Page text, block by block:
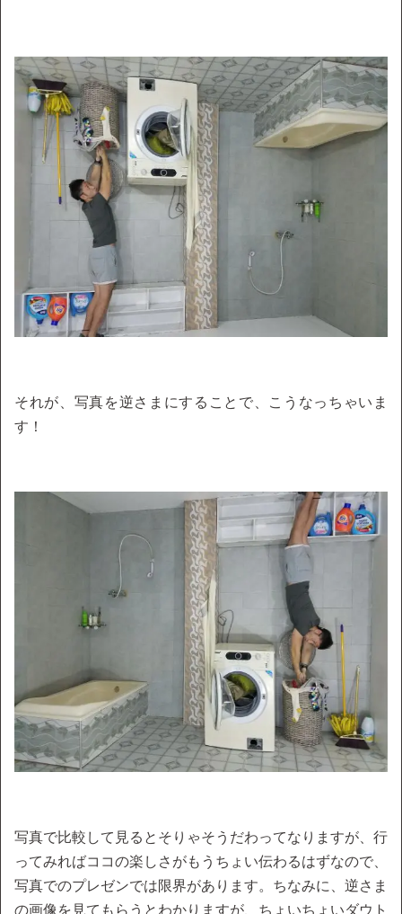
それが、写真を逆さまにすることで、こうなっちゃいま
す！
写真で比較して見るとそりゃそうだわってなりますが、行
ってみればココの楽しさがもうちょい伝わるはずなので、
写真でのプレゼンでは限界があります。ちなみに、逆さま
の画像を見てもらうとわかりますが、ちょいちょいダウト